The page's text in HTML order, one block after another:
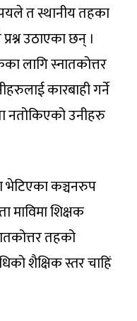
त स्थानीय तहका
उठाएका छन् ।
लागि स्नातकोत्तर
कारबाही गर्ने
नतोकिएको उनीहरु
भेटिएका कञ्चनरुप
माविमा शिक्षक
तहको
शैक्षिक स्तर चाहिं